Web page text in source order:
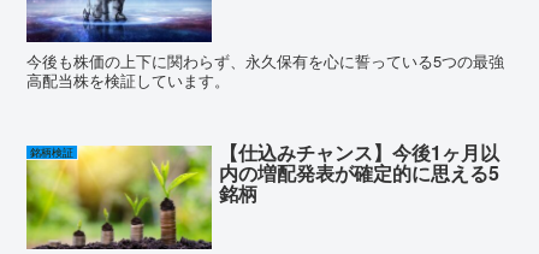
今後も株価の上下に関わらず、永久保有を心に誓っている5つの最強
高配当株を検証しています。
銘柄検証 【仕込みチャンス】今後1ヶ月以
内の増配発表が確定的に思える5
銘柄